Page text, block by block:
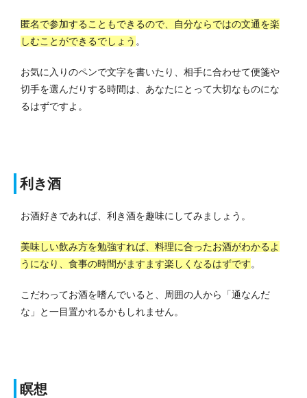
匿名で参加することもできるので、自分ならではの文通を楽
しむことができるでしょう 。
お気に入りのペンで文字を書いたり、相手に合わせて便箋や
切手を選んだりする時間は、あなたにとって大切なものにな
るはずですよ。
利き酒
お酒好きであれば、利き酒を趣味にしてみましょう。
美味しい飲み方を勉強すれば、料理に合ったお酒がわかるよ
うになり、食事の時間がますます楽しくなるはずです。
こだわってお酒を嗜んでいると、周囲の人から「通なんだ
な」と一目置かれるかもしれません。
瞑想